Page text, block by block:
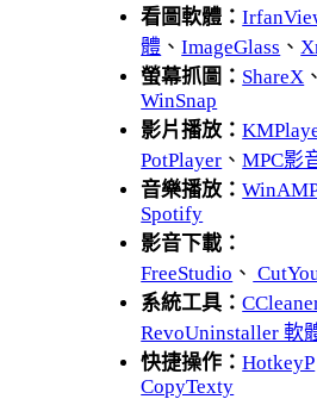
看圖軟體：
體 、ImageGlass 、
螢幕抓圖： ShareX
WinSnap
影片播放：
PotPlayer 、MPC影
音樂播放：
Spotify
影音下載：
FreeStudio 、
系統工具：
RevoUninstaller 軟
快捷操作：HotkeyP
CopyTexty